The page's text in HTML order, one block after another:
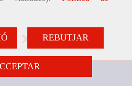
REBUTJAR
938661351